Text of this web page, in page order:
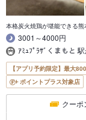
本格炭火焼鶏が堪能できる熊
3001～4000円
ｱﾐｭﾌﾟﾗｻﾞくまもと
【アプリ予約限定】最大
ポイントプラス対象店
クーポ